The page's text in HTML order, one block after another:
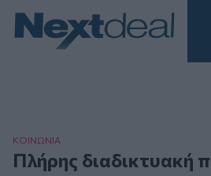
ΚΟΙΝΩΝΙΑ
Πλήρης διαδικτυακή